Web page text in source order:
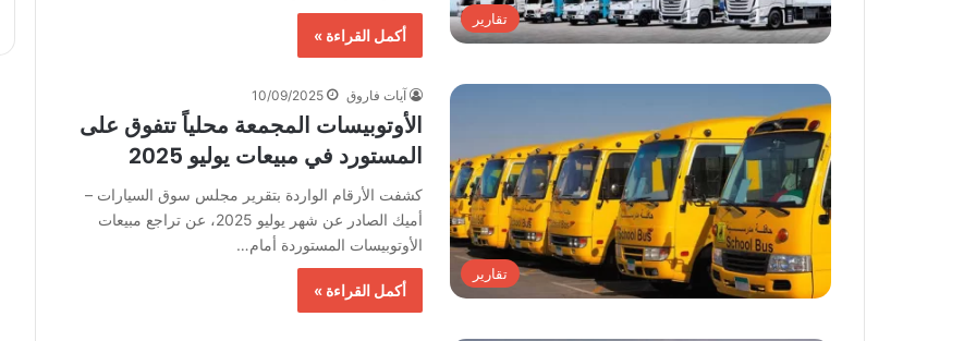
تقارير
أكمل القراءة »
تقارير
آيات فاروق 10/09/2025
الأوتوبيسات المجمعة محلياً تتفوق على
المستورد في مبيعات يوليو 2025
كشفت الأرقام الواردة بتقرير مجلس سوق السيارات –
أميك الصادر عن شهر يوليو 2025، عن تراجع مبيعات
الأوتوبيسات المستوردة أمام…
أكمل القراءة »